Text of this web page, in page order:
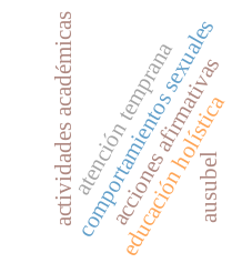
comportamientos sexuales
educación holística
actividades académicasatención temprana
acciones afirmativas
ausubel